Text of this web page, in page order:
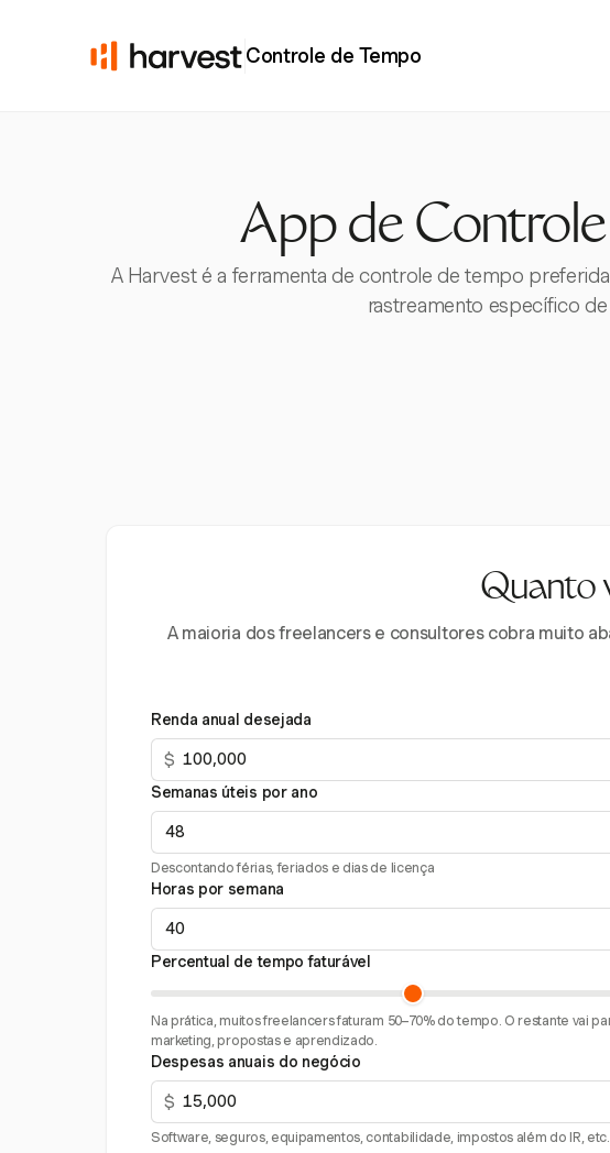
Controle de Tempo
App de
A Harvest é a ferramenta de controle de tempo
rastreamento específico
Quanto
A maioria dos freelancers e consultores cobra muito
Renda anual desejada
$
Semanas úteis por ano
Descontando férias, feriados e dias de licença
Horas por semana
Percentual de tempo faturável
Na prática, muitos freelancers faturam 50–70% do tempo. O restante vai
marketing, propostas e aprendizado.
Despesas anuais do negócio
$
Software, seguros, equipamentos, contabilidade, impostos além do IR, etc.